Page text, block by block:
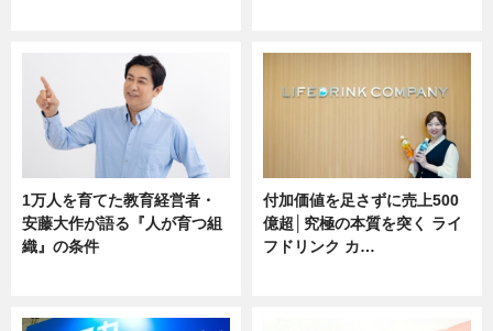
1万人を育てた教育経営者・
安藤大作が語る『人が育つ組
織』の条件
付加価値を足さずに売上500
億超│究極の本質を突く ライ
フドリンク カ…